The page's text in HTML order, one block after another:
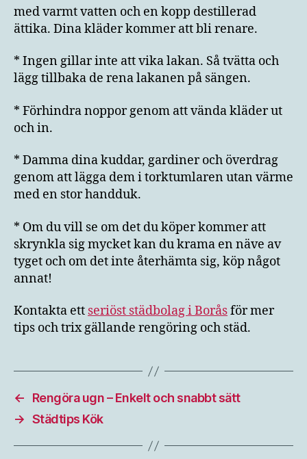
med varmt vatten och en kopp destillerad
ättika. Dina kläder kommer att bli renare.
* Ingen gillar inte att vika lakan. Så tvätta och
lägg tillbaka de rena lakanen på sängen.
* Förhindra noppor genom att vända kläder ut
och in.
* Damma dina kuddar, gardiner och överdrag
genom att lägga dem i torktumlaren utan värme
med en stor handduk.
* Om du vill se om det du köper kommer att
skrynkla sig mycket kan du krama en näve av
tyget och om det inte återhämta sig, köp något
annat!
Kontakta ett seriöst städbolag i Boråsför mer
tips och trix gällande rengöring och städ.
←
Rengöra ugn – Enkelt och snabbt sätt
→ Städtips Kök